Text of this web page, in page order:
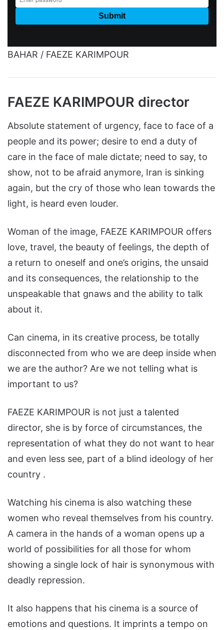
BAHAR / FAEZE KARIMPOUR
FAEZE KARIMPOUR director
Absolute statement of urgency, face to face of a
people and its power; desire to end a duty of
care in the face of male dictate; need to say, to
show, not to be afraid anymore, Iran is sinking
again, but the cry of those who lean towards the
light, is heard even louder.
Woman of the image, FAEZE KARIMPOUR offers
love, travel, the beauty of feelings, the depth of
a return to oneself and one’s origins, the unsaid
and its consequences, the relationship to the
unspeakable that gnaws and the ability to talk
about it.
Can cinema, in its creative process, be totally
disconnected from who we are deep inside when
we are the author? Are we not telling what is
important to us?
FAEZE KARIMPOUR is not just a talented
director, she is by force of circumstances, the
representation of what they do not want to hear
and even less see, part of a blind ideology of her
country .
Watching his cinema is also watching these
women who reveal themselves from his country.
A camera in the hands of a woman opens up a
world of possibilities for all those for whom
showing a single lock of hair is synonymous with
deadly repression.
It also happens that his cinema is a source of
emotions and questions. It imprints a tempo on